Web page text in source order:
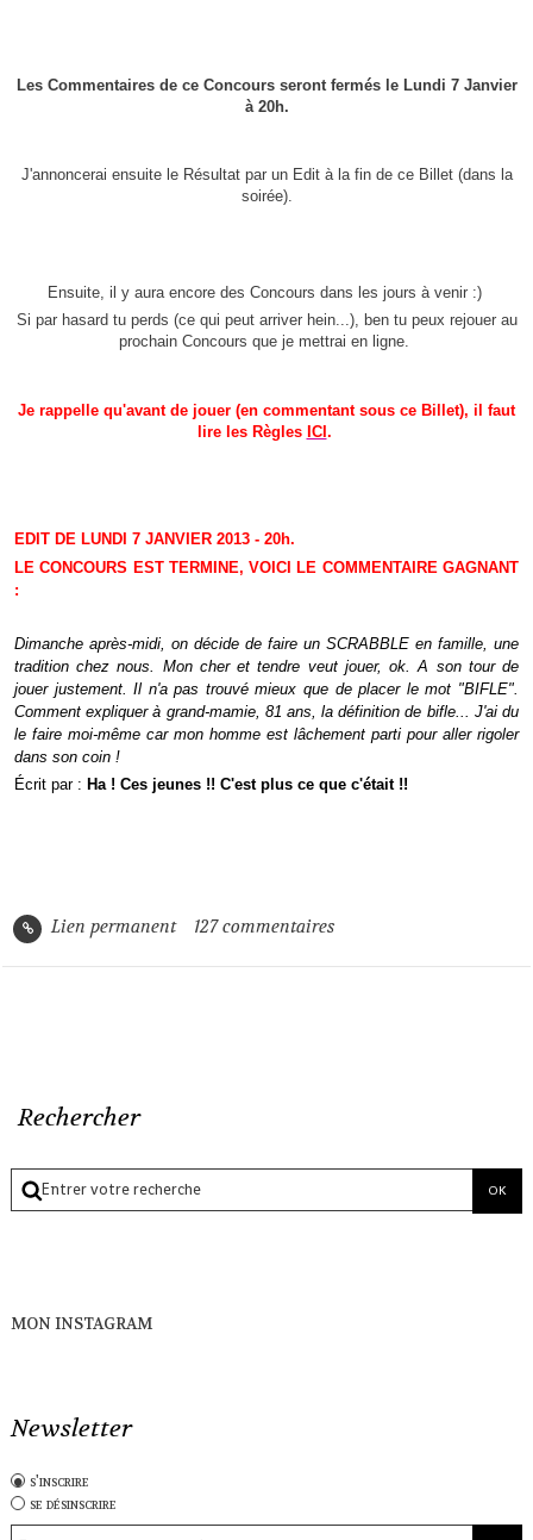
Les Commentaires de ce Concours seront fermés le Lundi 7 Janvier
à 20h.
J'annoncerai ensuite le Résultat par un Edit à la fin de ce Billet (dans la
soirée).
Ensuite, il y aura encore des Concours dans les jours à venir :)
Si par hasard tu perds (ce qui peut arriver hein...), ben tu peux rejouer au
prochain Concours que je mettrai en ligne.
Je rappelle qu'avant de jouer (en commentant sous ce Billet), il faut
lire les Règles ICI .
EDIT DE LUNDI 7 JANVIER 2013 - 20h.
LE CONCOURS EST TERMINE, VOICI LE COMMENTAIRE GAGNANT
:
Dimanche après-midi, on décide de faire un SCRABBLE en famille, une
tradition chez nous. Mon cher et tendre veut jouer, ok. A son tour de
jouer justement. Il n'a pas trouvé mieux que de placer le mot "BIFLE".
Comment expliquer à grand-mamie, 81 ans, la définition de bifle... J'ai du
le faire moi-même car mon homme est lâchement parti pour aller rigoler
dans son coin !
Écrit par : Ha ! Ces jeunes !! C'est plus ce que c'était !!
Lien permanent 127 commentaires
Rechercher
MON INSTAGRAM
Newsletter
s'inscrire
se désinscrire